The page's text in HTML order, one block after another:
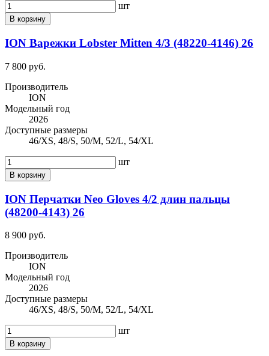
шт
В корзину
ION Варежки Lobster Mitten 4/3 (48220-4146) 26
7 800 руб.
Производитель
ION
Модельный год
2026
Доступные размеры
46/XS, 48/S, 50/M, 52/L, 54/XL
шт
В корзину
ION Перчатки Neo Gloves 4/2 длин пальцы
(48200-4143) 26
8 900 руб.
Производитель
ION
Модельный год
2026
Доступные размеры
46/XS, 48/S, 50/M, 52/L, 54/XL
шт
В корзину